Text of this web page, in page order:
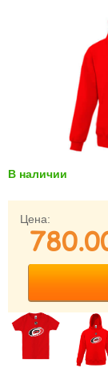
Имя пользователя
Запомнить меня
Забыли имя
Регистрация
В наличии
Цена: